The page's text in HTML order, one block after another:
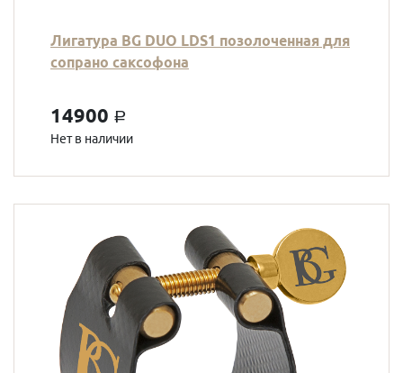
Лигатура BG DUO LDS1 позолоченная для
сопрано саксофона
14900 a
Нет в наличии